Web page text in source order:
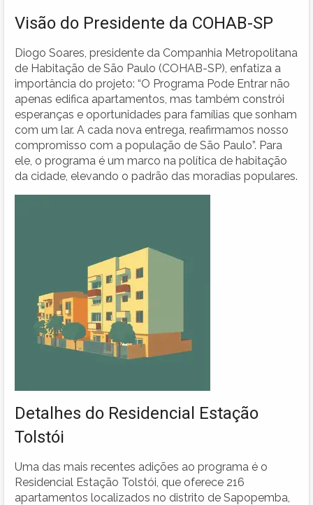
Visão do Presidente da COHAB-SP
Diogo Soares, presidente da Companhia Metropolitana
de Habitação de São Paulo (COHAB-SP), enfatiza a
importância do projeto: “O Programa Pode Entrar não
apenas edifica apartamentos, mas também constrói
esperanças e oportunidades para famílias que sonham
com um lar. A cada nova entrega, reafirmamos nosso
compromisso com a população de São Paulo”. Para
ele, o programa é um marco na política de habitação
da cidade, elevando o padrão das moradias populares.
Detalhes do Residencial Estação
Tolstói
Uma das mais recentes adições ao programa é o
Residencial Estação Tolstói, que oferece 216
apartamentos localizados no distrito de Sapopemba,